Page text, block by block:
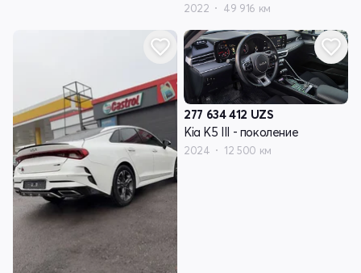
2022 49 916 км
277 634 412 UZS
Kia K5 III - поколение
2024 12 500 км